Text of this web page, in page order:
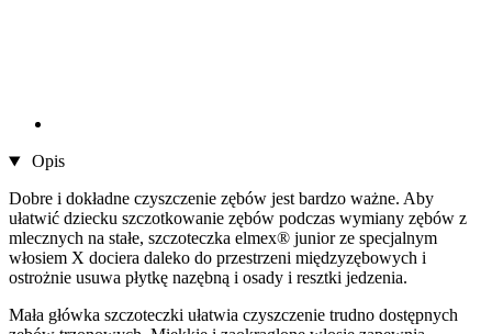
Opis
Dobre i dokładne czyszczenie zębów jest bardzo ważne. Aby
ułatwić dziecku szczotkowanie zębów podczas wymiany zębów z
mlecznych na stałe, szczoteczka elmex® junior ze specjalnym
włosiem X dociera daleko do przestrzeni międzyzębowych i
ostrożnie usuwa płytkę nazębną i osady i resztki jedzenia.
Mała główka szczoteczki ułatwia czyszczenie trudno dostępnych